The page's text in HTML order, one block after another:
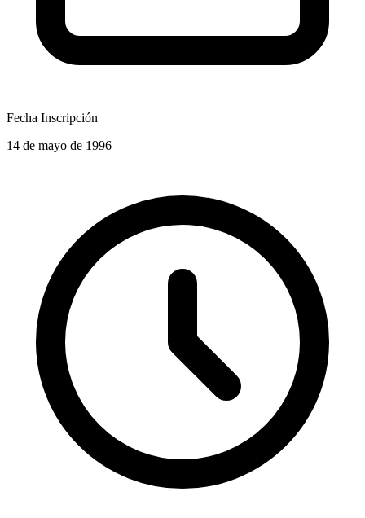
Fecha Inscripción
14 de mayo de 1996